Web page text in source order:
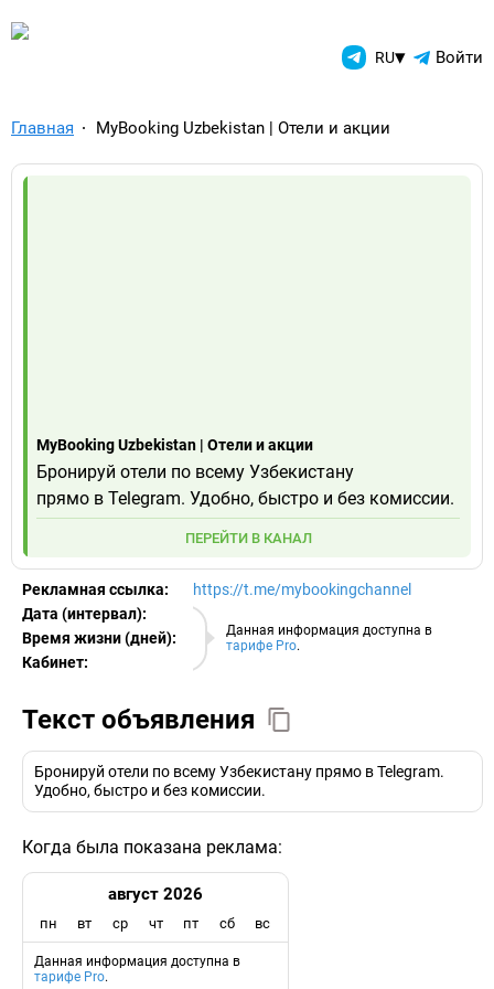
TelegramAds.com — RU▾ Войти
Главная MyBooking Uzbekistan | Отели и акции
MyBooking Uzbekistan | Отели и акции
Бронируй отели по всему Узбекистану
прямо в Telegram. Удобно, быстро и без комиссии.
ПЕРЕЙТИ В КАНАЛ
Рекламная ссылка: https://t.me/mybookingchannel
Данная информация доступна в
тарифе Pro.
Дата (интервал):
07.08.2026
Время жизни (дней):
Кабинет:
EURO
Текст объявления
Бронируй отели по всему Узбекистану прямо в Telegram.
Удобно, быстро и без комиссии.
Когда была показана реклама:
август 2026
пн вт ср чт пт сб вс
Данная информация доступна в
тарифе Pro.